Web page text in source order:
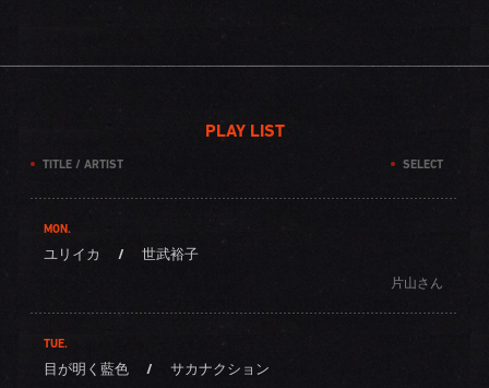
PLAY LIST
TITLE / ARTIST SELECT
MON.
ユリイカ / 世武裕子
片山さん
TUE.
目が明く藍色 / サカナクション